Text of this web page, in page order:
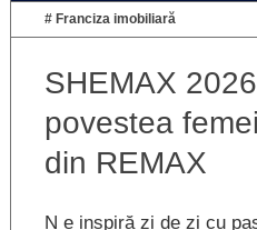
# Franciza imobiliară
SHEMAX
povestea
din REMAX
N e inspiră zi de zi cu